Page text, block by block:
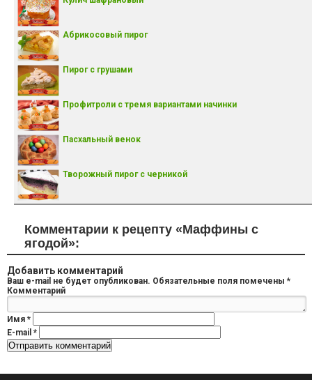
Абрикосовый пирог
Пирог с грушами
Профитроли с тремя вариантами начинки
Пасхальный венок
Творожный пирог с черникой
Комментарии к рецепту «Маффины с
ягодой»:
Добавить комментарий
Ваш e-mail не будет опубликован. Обязательные поля помечены *
Комментарий
Имя *
E-mail *